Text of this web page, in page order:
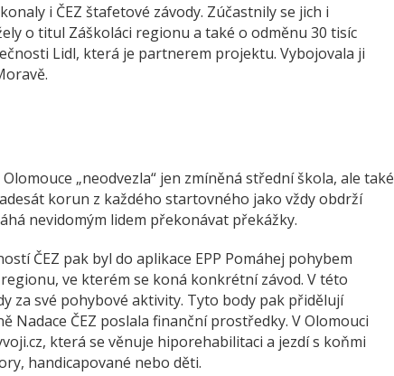
i ČEZ štafetové závody. Zúčastnily se jich i
o titul Záškoláci regionu a také o odměnu 30 tisíc
Lidl, která je partnerem projektu. Vybojovala ji
„neodvezla“ jen zmíněná střední škola, ale také
korun z každého startovného jako vždy obdrží
nevidomým lidem překonávat překážky.
ČEZ pak byl do aplikace EPP Pomáhej pohybem
ve kterém se koná konkrétní závod. V této
za své pohybové aktivity. Tyto body pak přidělují
Nadace ČEZ poslala finanční prostředky. V Olomouci
která se věnuje hiporehabilitaci a jezdí s koňmi
handicapované nebo děti.